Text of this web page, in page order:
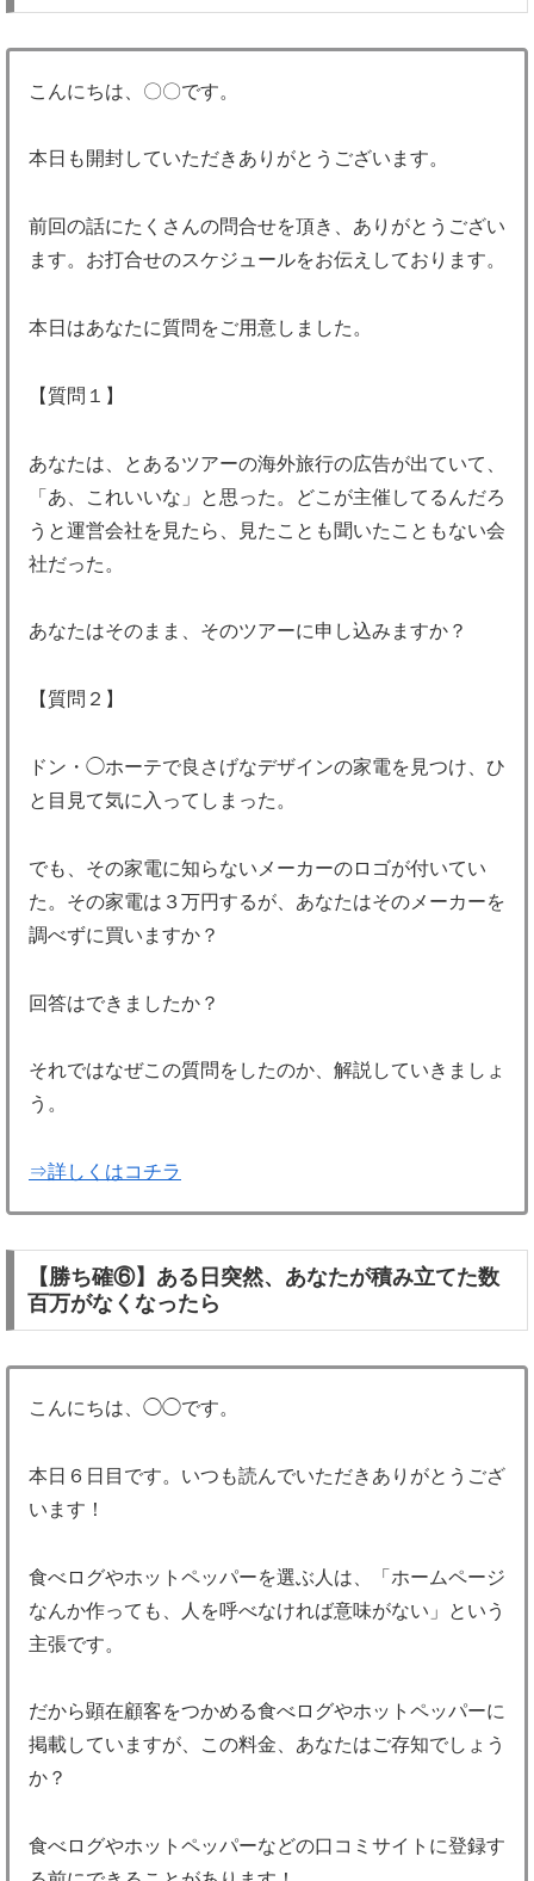
こんにちは、〇〇です。
本日も開封していただきありがとうございます。
前回の話にたくさんの問合せを頂き、ありがとうござい
ます。お打合せのスケジュールをお伝えしております。
本日はあなたに質問をご用意しました。
【質問１】
あなたは、とあるツアーの海外旅行の広告が出ていて、
「あ、これいいな」と思った。どこが主催してるんだろ
うと運営会社を見たら、見たことも聞いたこともない会
社だった。
あなたはそのまま、そのツアーに申し込みますか？
【質問２】
ドン・◯ホーテで良さげなデザインの家電を見つけ、ひ
と目見て気に入ってしまった。
でも、その家電に知らないメーカーのロゴが付いてい
た。その家電は３万円するが、あなたはそのメーカーを
調べずに買いますか？
回答はできましたか？
それではなぜこの質問をしたのか、解説していきましょ
う。
⇒詳しくはコチラ
【勝ち確⑥】ある日突然、あなたが積み立てた数
百万がなくなったら
こんにちは、◯◯です。
本日６日目です。いつも読んでいただきありがとうござ
います！
食べログやホットペッパーを選ぶ人は、「ホームページ
なんか作っても、人を呼べなければ意味がない」という
主張です。
だから顕在顧客をつかめる食べログやホットペッパーに
掲載していますが、この料金、あなたはご存知でしょう
か？
食べログやホットペッパーなどの口コミサイトに登録す